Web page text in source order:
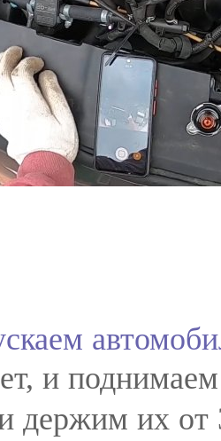
и
держим их от